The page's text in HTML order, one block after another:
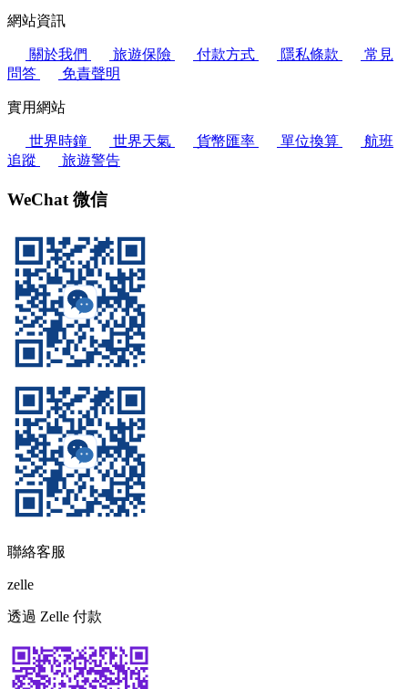
網站資訊
關於我們 旅遊保險 付款方式 隱私條款
常見
問答
免責聲明
實用網站
世界時鐘 世界天氣 貨幣匯率 單位換算
航班
追蹤
旅遊警告
WeChat 微信
聯絡客服
zelle
透過 Zelle 付款